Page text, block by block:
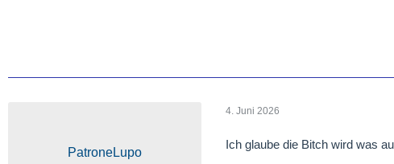
PatroneLupo
4. Juni 2026
Ich glaube die Bitch wird was